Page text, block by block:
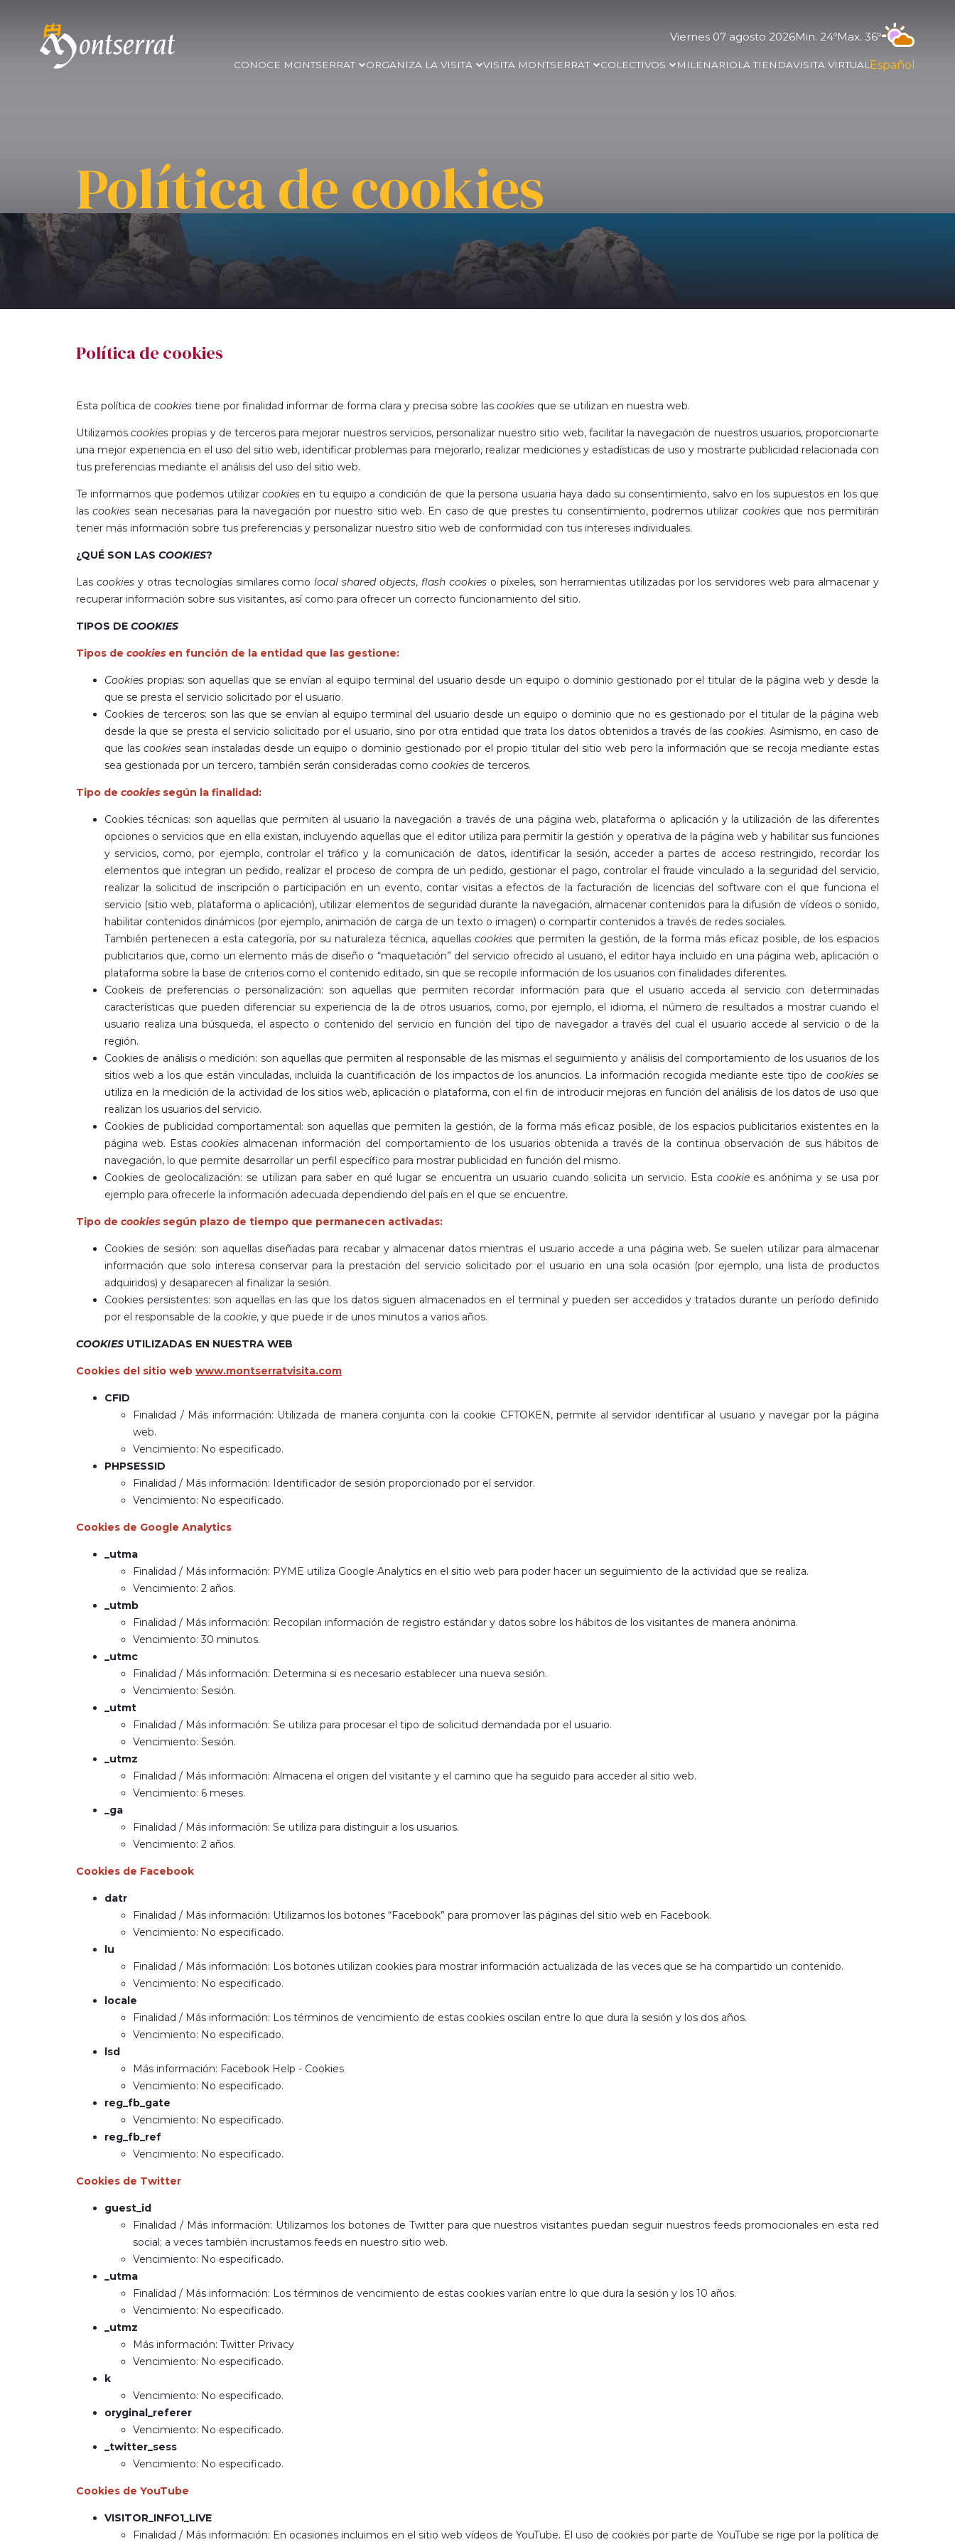
Viernes 07 agosto 2026Min. 24ºMax. 36º
CONOCE MONTSERRAT ORGANIZA LA VISITA VISITA MONTSERRAT COLECTIVOS MILENARIOLA TIENDAVISITA VIRTUAL Español
Política de cookies
Política de cookies
Esta política de cookies tiene por finalidad informar de forma clara y precisa sobre las cookies que se utilizan en nuestra web.
Utilizamoscookies propias y de terceros para mejorar nuestros servicios, personalizar nuestro sitio web, facilitar la navegación de nuestros usuarios, proporcionarte
una mejor experiencia en el uso del sitio web, identificar problemas para mejorarlo, realizar mediciones y estadísticas de uso y mostrarte publicidad relacionada con
tus preferencias mediante el análisis del uso del sitio web.
Te informamos que podemos utilizar cookiesen tu equipo a condición de que la persona usuaria haya dado su consentimiento, salvo en los supuestos en los que
lascookies sean necesarias para la navegación por nuestro sitio web. En caso de que prestes tu consentimiento, podremos utilizar cookiesque nos permitirán
tener más información sobre tus preferencias y personalizar nuestro sitio web de conformidad con tus intereses individuales.
¿QUÉ SON LAS COOKIES?
Las cookiesy otras tecnologías similares comolocal shared objects, flash cookies o píxeles, son herramientas utilizadas por los servidores web para almacenar y
recuperar información sobre sus visitantes, así como para ofrecer un correcto funcionamiento del sitio.
TIPOS DE COOKIES
Tipos de cookies en función de la entidad que las gestione:
Cookies propias: son aquellas que se envían al equipo terminal del usuario desde un equipo o dominio gestionado por el titular de la página web y desde la
que se presta el servicio solicitado por el usuario.
Cookies de terceros: son las que se envían al equipo terminal del usuario desde un equipo o dominio que no es gestionado por el titular de la página web
desde la que se presta el servicio solicitado por el usuario, sino por otra entidad que trata los datos obtenidos a través de lascookies. Asimismo, en caso de
que las cookiessean instaladas desde un equipo o dominio gestionado por el propio titular del sitio web pero la información que se recoja mediante estas
sea gestionada por un tercero, también serán consideradas como cookies de terceros.
Tipo de cookies según la finalidad:
Cookies técnicas: son aquellas que permiten al usuario la navegación a través de una página web, plataforma o aplicación y la utilización de las diferentes
opciones o servicios que en ella existan, incluyendo aquellas que el editor utiliza para permitir la gestión y operativa de la página web y habilitar sus funciones
y servicios, como, por ejemplo, controlar el tráfico y la comunicación de datos, identificar la sesión, acceder a partes de acceso restringido, recordar los
elementos que integran un pedido, realizar el proceso de compra de un pedido, gestionar el pago, controlar el fraude vinculado a la seguridad del servicio,
realizar la solicitud de inscripción o participación en un evento, contar visitas a efectos de la facturación de licencias del software con el que funciona el
servicio (sitio web, plataforma o aplicación), utilizar elementos de seguridad durante la navegación, almacenar contenidos para la difusión de vídeos o sonido,
habilitar contenidos dinámicos (por ejemplo, animación de carga de un texto o imagen) o compartir contenidos a través de redes sociales.
También pertenecen a esta categoría, por su naturaleza técnica, aquellas cookies que permiten la gestión, de la forma más eficaz posible, de los espacios
publicitarios que, como un elemento más de diseño o “maquetación” del servicio ofrecido al usuario, el editor haya incluido en una página web, aplicación o
plataforma sobre la base de criterios como el contenido editado, sin que se recopile información de los usuarios con finalidades diferentes.
Cookeis de preferencias o personalización: son aquellas que permiten recordar información para que el usuario acceda al servicio con determinadas
características que pueden diferenciar su experiencia de la de otros usuarios, como, por ejemplo, el idioma, el número de resultados a mostrar cuando el
usuario realiza una búsqueda, el aspecto o contenido del servicio en función del tipo de navegador a través del cual el usuario accede al servicio o de la
región.
Cookies de análisis o medición: son aquellas que permiten al responsable de las mismas el seguimiento y análisis del comportamiento de los usuarios de los
sitios web a los que están vinculadas, incluida la cuantificación de los impactos de los anuncios. La información recogida mediante este tipo decookies se
utiliza en la medición de la actividad de los sitios web, aplicación o plataforma, con el fin de introducir mejoras en función del análisis de los datos de uso que
realizan los usuarios del servicio.
Cookies de publicidad comportamental: son aquellas que permiten la gestión, de la forma más eficaz posible, de los espacios publicitarios existentes en la
página web. Estascookies almacenan información del comportamiento de los usuarios obtenida a través de la continua observación de sus hábitos de
navegación, lo que permite desarrollar un perfil específico para mostrar publicidad en función del mismo.
Cookies de geolocalización: se utilizan para saber en qué lugar se encuentra un usuario cuando solicita un servicio. Esta cookiees anónima y se usa por
ejemplo para ofrecerle la información adecuada dependiendo del país en el que se encuentre.
Tipo de cookies según plazo de tiempo que permanecen activadas:
Cookies de sesión: son aquellas diseñadas para recabar y almacenar datos mientras el usuario accede a una página web. Se suelen utilizar para almacenar
información que solo interesa conservar para la prestación del servicio solicitado por el usuario en una sola ocasión (por ejemplo, una lista de productos
adquiridos) y desaparecen al finalizar la sesión.
Cookies persistentes: son aquellas en las que los datos siguen almacenados en el terminal y pueden ser accedidos y tratados durante un período definido
por el responsable de la cookie, y que puede ir de unos minutos a varios años.
COOKIES UTILIZADAS EN NUESTRA WEB
Cookies del sitio web www.montserratvisita.com
CFID
Finalidad / Más información: Utilizada de manera conjunta con la cookie CFTOKEN, permite al servidor identificar al usuario y navegar por la página
web.
Vencimiento: No especificado.
PHPSESSID
Finalidad / Más información: Identificador de sesión proporcionado por el servidor.
Vencimiento: No especificado.
Cookies de Google Analytics
_utma
Finalidad / Más información: PYME utiliza Google Analytics en el sitio web para poder hacer un seguimiento de la actividad que se realiza.
Vencimiento: 2 años.
_utmb
Finalidad / Más información: Recopilan información de registro estándar y datos sobre los hábitos de los visitantes de manera anónima.
Vencimiento: 30 minutos.
_utmc
Finalidad / Más información: Determina si es necesario establecer una nueva sesión.
Vencimiento: Sesión.
_utmt
Finalidad / Más información: Se utiliza para procesar el tipo de solicitud demandada por el usuario.
Vencimiento: Sesión.
_utmz
Finalidad / Más información: Almacena el origen del visitante y el camino que ha seguido para acceder al sitio web.
Vencimiento: 6 meses.
_ga
Finalidad / Más información: Se utiliza para distinguir a los usuarios.
Vencimiento: 2 años.
Cookies de Facebook
datr
Finalidad / Más información: Utilizamos los botones “Facebook” para promover las páginas del sitio web en Facebook.
Vencimiento: No especificado.
lu
Finalidad / Más información: Los botones utilizan cookies para mostrar información actualizada de las veces que se ha compartido un contenido.
Vencimiento: No especificado.
locale
Finalidad / Más información: Los términos de vencimiento de estas cookies oscilan entre lo que dura la sesión y los dos años.
Vencimiento: No especificado.
lsd
Más información: Facebook Help - Cookies
Vencimiento: No especificado.
reg_fb_gate
Vencimiento: No especificado.
reg_fb_ref
Vencimiento: No especificado.
Cookies de Twitter
guest_id
Finalidad / Más información: Utilizamos los botones de Twitter para que nuestros visitantes puedan seguir nuestros feeds promocionales en esta red
social; a veces también incrustamos feeds en nuestro sitio web.
Vencimiento: No especificado.
_utma
Finalidad / Más información: Los términos de vencimiento de estas cookies varían entre lo que dura la sesión y los 10 años.
Vencimiento: No especificado.
_utmz
Más información: Twitter Privacy
Vencimiento: No especificado.
k
Vencimiento: No especificado.
oryginal_referer
Vencimiento: No especificado.
_twitter_sess
Vencimiento: No especificado.
Cookies de YouTube
VISITOR_INFO1_LIVE
Finalidad / Más información: En ocasiones incluimos en el sitio web vídeos de YouTube. El uso de cookies por parte de YouTube se rige por la política de